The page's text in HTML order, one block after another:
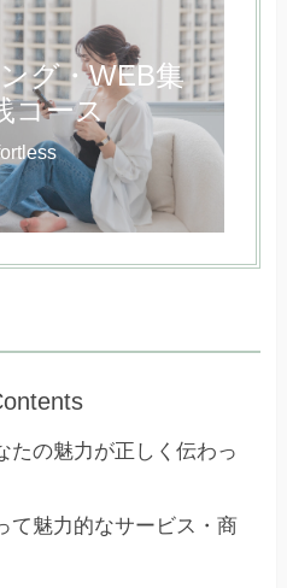
グ・WEB集
コース
たの魅力が正しく伝わっ
て魅力的なサービス・商